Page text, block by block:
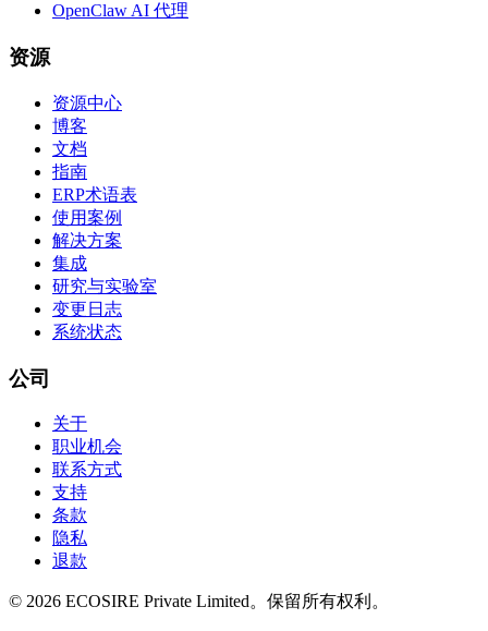
OpenClaw AI 代理
资源
资源中心
博客
文档
指南
ERP术语表
使用案例
解决方案
集成
研究与实验室
变更日志
系统状态
公司
关于
职业机会
联系方式
支持
条款
隐私
退款
© 2026 ECOSIRE Private Limited。保留所有权利。